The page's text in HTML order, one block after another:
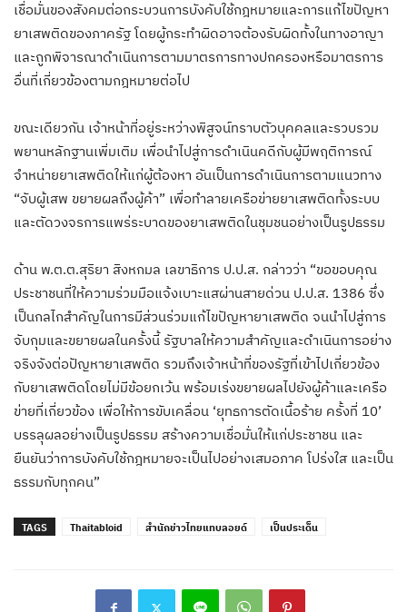
เชื่อมั่นของสังคมต่อกระบวนการบังคับใช้กฎหมายและการแก้ไขปัญหา
ยาเสพติดของภาครัฐ โดยผู้กระทำผิดอาจต้องรับผิดทั้งในทางอาญา
และถูกพิจารณาดำเนินการตามมาตรการทางปกครองหรือมาตรการ
อื่นที่เกี่ยวข้องตามกฎหมายต่อไป
ขณะเดียวกัน เจ้าหน้าที่อยู่ระหว่างพิสูจน์ทราบตัวบุคคลและรวบรวม
พยานหลักฐานเพิ่มเติม เพื่อนำไปสู่การดำเนินคดีกับผู้มีพฤติการณ์
จำหน่ายยาเสพติดให้แก่ผู้ต้องหา อันเป็นการดำเนินการตามแนวทาง
“จับผู้เสพ ขยายผลถึงผู้ค้า” เพื่อทำลายเครือข่ายยาเสพติดทั้งระบบ
และตัดวงจรการแพร่ระบาดของยาเสพติดในชุมชนอย่างเป็นรูปธรรม
ด้าน พ.ต.ต.สุริยา สิงหกมล เลขาธิการ ป.ป.ส. กล่าวว่า “ขอขอบคุณ
ประชาชนที่ให้ความร่วมมือแจ้งเบาะแสผ่านสายด่วน ป.ป.ส. 1386 ซึ่ง
เป็นกลไกสำคัญในการมีส่วนร่วมแก้ไขปัญหายาเสพติด จนนำไปสู่การ
จับกุมและขยายผลในครั้งนี้ รัฐบาลให้ความสำคัญและดำเนินการอย่าง
จริงจังต่อปัญหายาเสพติด รวมถึงเจ้าหน้าที่ของรัฐที่เข้าไปเกี่ยวข้อง
กับยาเสพติดโดยไม่มีข้อยกเว้น พร้อมเร่งขยายผลไปยังผู้ค้าและเครือ
ข่ายที่เกี่ยวข้อง เพื่อให้การขับเคลื่อน ‘ยุทธการตัดเนื้อร้าย ครั้งที่ 10’
บรรลุผลอย่างเป็นรูปธรรม สร้างความเชื่อมั่นให้แก่ประชาชน และ
ยืนยันว่าการบังคับใช้กฎหมายจะเป็นไปอย่างเสมอภาค โปร่งใส และเป็น
ธรรมกับทุกคน”
TAGS Thaitabloid สำนักข่าวไทยแทบลอยด์ เป็นประเด็น